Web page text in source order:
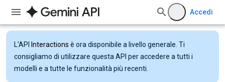
Accedi
L'API Interactions è ora disponibile a livello generale. Ti
consigliamo di utilizzare questa API per accedere a tutti i
modelli e a tutte le funzionalità più recenti.